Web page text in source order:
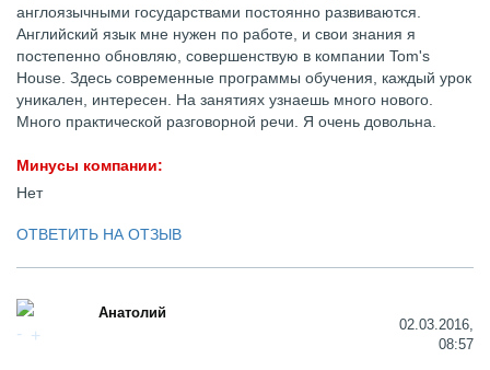
англоязычными государствами постоянно развиваются.
Английский язык мне нужен по работе, и свои знания я
постепенно обновляю, совершенствую в компании Tom's
House. Здесь современные программы обучения, каждый урок
уникален, интересен. На занятиях узнаешь много нового.
Много практической разговорной речи. Я очень довольна.
Минусы компании:
Нет
ОТВЕТИТЬ НА ОТЗЫВ
Анатолий
02.03.2016,
08:57